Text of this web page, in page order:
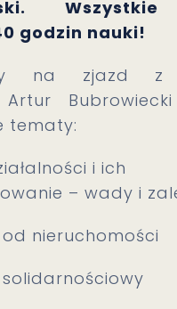
godzin nauki!
na zjazd z
Artur
tematy:
i ich
– wady i
nieruchomości